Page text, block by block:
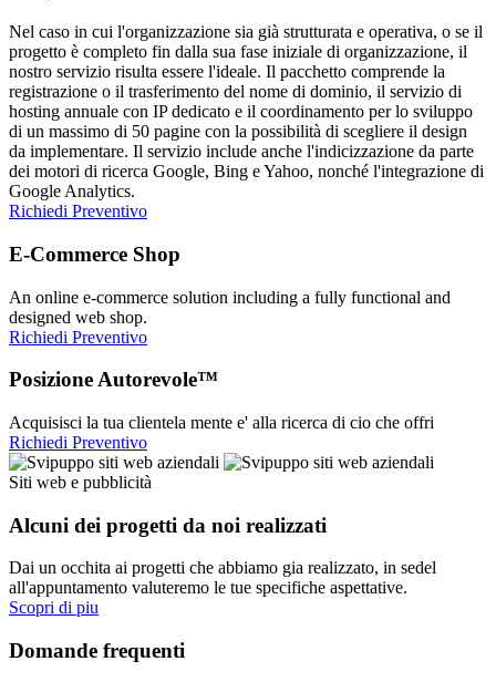
Nel caso in cui l'organizzazione sia già strutturata e operativa, o se il
progetto è completo fin dalla sua fase iniziale di organizzazione, il
nostro servizio risulta essere l'ideale. Il pacchetto comprende la
registrazione o il trasferimento del nome di dominio, il servizio di
hosting annuale con IP dedicato e il coordinamento per lo sviluppo
di un massimo di 50 pagine con la possibilità di scegliere il design
da implementare. Il servizio include anche l'indicizzazione da parte
dei motori di ricerca Google, Bing e Yahoo, nonché l'integrazione di
Google Analytics.
Richiedi Preventivo
E-Commerce Shop
An online e-commerce solution including a fully functional and
designed web shop.
Richiedi Preventivo
Posizione Autorevole™
Acquisisci la tua clientela mente e' alla ricerca di cio che offri
Richiedi Preventivo
Siti web e pubblicità
Alcuni dei progetti da noi realizzati
Dai un occhita ai progetti che abbiamo gia realizzato, in sedel
all'appuntamento valuteremo le tue specifiche aspettative.
Scopri di piu
Domande frequenti